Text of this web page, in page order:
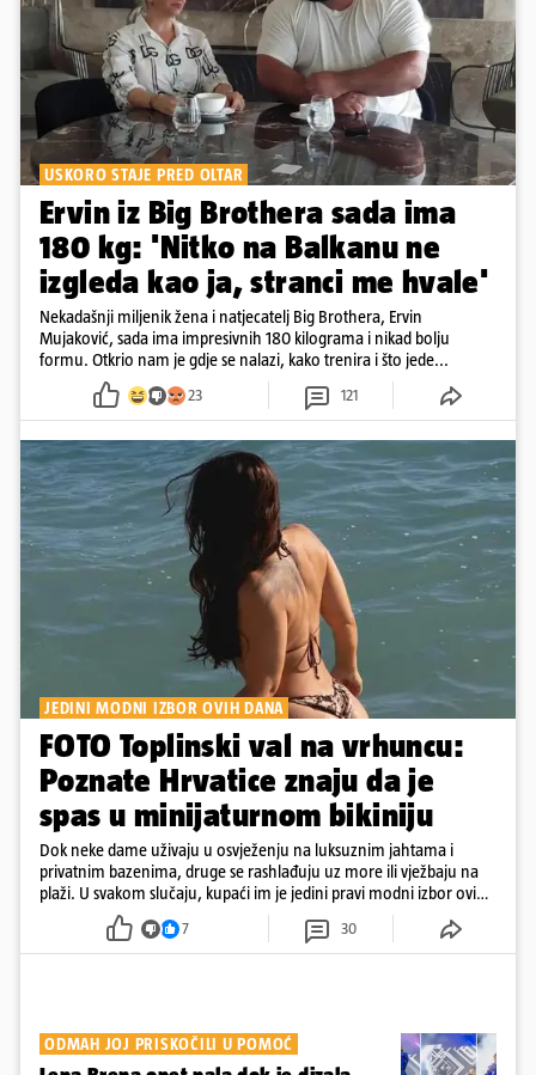
USKORO STAJE PRED OLTAR
Ervin iz Big Brothera sada ima
180 kg: 'Nitko na Balkanu ne
izgleda kao ja, stranci me hvale'
Nekadašnji miljenik žena i natjecatelj Big Brothera, Ervin
Mujaković, sada ima impresivnih 180 kilograma i nikad bolju
formu. Otkrio nam je gdje se nalazi, kako trenira i što jede...
23 121
JEDINI MODNI IZBOR OVIH DANA
FOTO Toplinski val na vrhuncu:
Poznate Hrvatice znaju da je
spas u minijaturnom bikiniju
Dok neke dame uživaju u osvježenju na luksuznim jahtama i
privatnim bazenima, druge se rashlađuju uz more ili vježbaju na
plaži. U svakom slučaju, kupaći im je jedini pravi modni izbor ovih
7 30
ODMAH JOJ PRISKOČILI U POMOĆ